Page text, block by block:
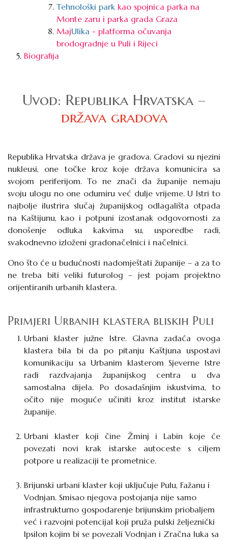
Tehnološki park kao spojnica parka na
Monte zaru i parka grada Graza
MajUlika - platforma očuvanja
brodogradnje u Puli i Rijeci
Biografija
Uvod: Republika Hrvatska –
država gradova
Republika Hrvatska država je gradova. Gradovi su njezini
nukleusi, one točke kroz koje država komunicira sa
svojom periferijom. To ne znači da županije nemaju
svoju ulogu no one odumiru već dulje vrijeme. U Istri to
najbolje ilustrira slučaj županijskog odlagališta otpada
na Kaštijunu, kao i potpuni izostanak odgovornosti za
donošenje odluka kakvima su, usporedbe radi,
svakodnevno izloženi gradonačelnici i načelnici.
Ono što će u budućnosti nadomještati županije – a za to
ne treba biti veliki futurolog – jest pojam projektno
orijentiranih urbanih klastera.
Primjeri Urbanih klastera bliskih Puli
Urbani klaster južne Istre. Glavna zadaća ovoga
klastera bila bi da po pitanju Kaštjuna uspostavi
komunikaciju sa Urbanim klasterom Sjeverne Istre
radi razdvajanja županijskog centra u dva
samostalna dijela. Po dosadašnjim iskustvima, to
očito nije moguće učiniti kroz institut istarske
županije.
Urbani klasterkoji čine Žminj i Labin koje će
povezati novi krak istarske autoceste s ciljem
potpore u realizaciji te prometnice.
Brijunski urbani klasterkoji uključuje Pulu, Fažanu i
Vodnjan. Smisao njegova postojanja nije samo
infrastrukturno gospodarenje brijunskim priobaljem
već i razvojni potencijal koji pruža pulski željeznički
Ipsilon kojim bi se povezali Vodnjan i Zračna luka sa